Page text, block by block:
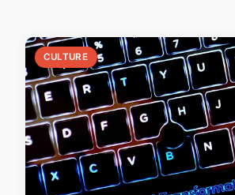
CULTURE